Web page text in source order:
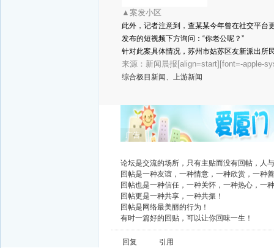
▲案发小区
此外，记者注意到，查某某今年曾在社交平
发布的短视频下方询问：“你老公呢？”
针对此案具体情况，苏州市姑苏区友新派出所
来源：新闻晨报[align=start][font=-apple-
综合极目新闻、上游新闻
广告
论坛是交流的场所，只有主贴而没有回帖，人
回帖是一种友谊，一种情意，一种欣赏，一种
回帖也是一种信任，一种关怀，一种热心，一
回帖更是一种共享，一种共振！
回帖是网络最美丽的行为！
有时一篇好的回贴，可以让你回味一生！
回复
引用